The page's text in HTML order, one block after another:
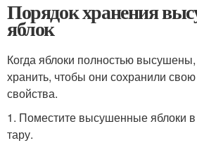
Порядок хранения
яблок
Когда яблоки полностью
хранить, чтобы они сохранили
свойства.
1. Поместите высушенные яблоки
тару.